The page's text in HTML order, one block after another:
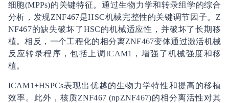
细胞(MPPs)的关键特征。通过生物力学和转录组学的综合
分析，发现ZNF467是HSC机械完整性的关键调节因子。Z
NF467的缺失破坏了HSC的机械适应性，并破坏了长期移
植。相反，一个工程化的相分离ZNF467变体通过激活机械
反应转录程序，包括上调ICAM1，增强了机械强度和移
植。
ICAM1+HSPCs表现出优越的生物力学特性和提高的移植
效率。此外，核质ZNF467 (npZNF467)的相分离活性对其